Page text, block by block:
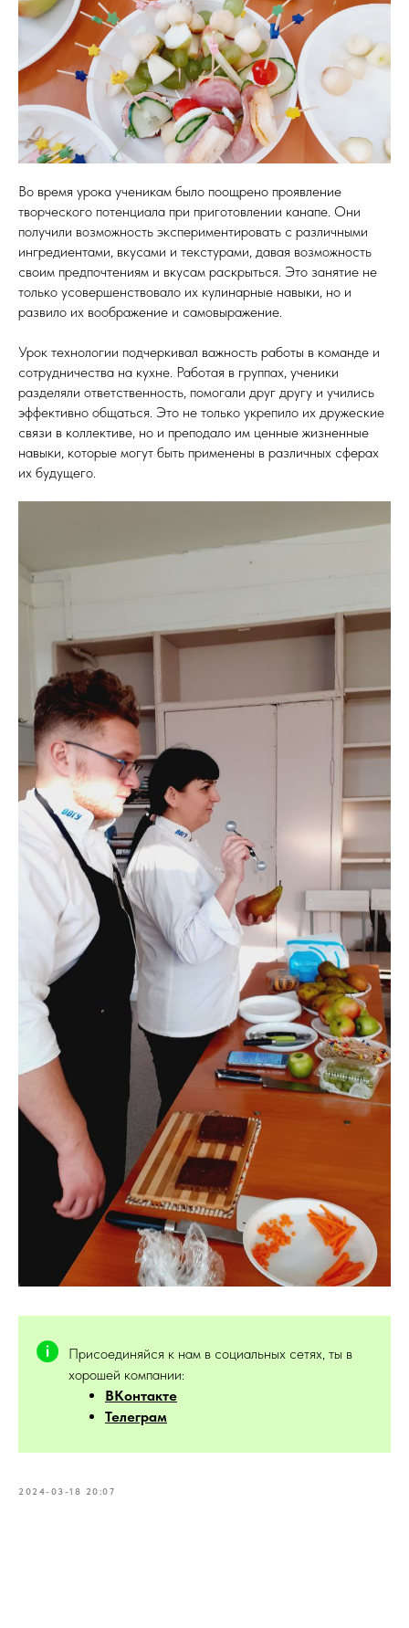
Во время урока ученикам было поощрено проявление
творческого потенциала при приготовлении канапе. Они
получили возможность экспериментировать с различными
ингредиентами, вкусами и текстурами, давая возможность
своим предпочтениям и вкусам раскрыться. Это занятие не
только усовершенствовало их кулинарные навыки, но и
развило их воображение и самовыражение.
Урок технологии подчеркивал важность работы в команде и
сотрудничества на кухне. Работая в группах, ученики
разделяли ответственность, помогали друг другу и учились
эффективно общаться. Это не только укрепило их дружеские
связи в коллективе, но и преподало им ценные жизненные
навыки, которые могут быть применены в различных сферах
их будущего.
Присоединяйся к нам в социальных сетях, ты в
хорошей компании:
ВКонтакте
Телеграм
2024-03-18 20:07